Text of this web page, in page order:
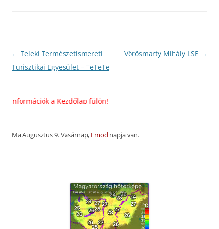
Bejegyzés
navigáció
← Teleki Természetismereti
Turisztikai Egyesület – TeTeTe
Vörösmarty Mihály LSE →
a Kezdőlap fülön!
Ma Augusztus 9. Vasárnap, Emod napja van.